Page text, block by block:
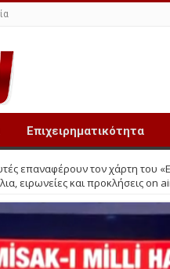
Επιχειρηματικότητα
επαναφέρουν τον χάρτη του
ειρωνείες και προκλήσεις on